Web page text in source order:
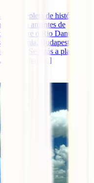
repleta de história,
para amantes de
sobre o Rio Danúbio,
Budapeste
Se estás a planear
quer tenhas [...]